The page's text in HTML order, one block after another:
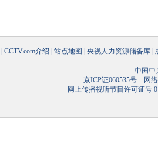
CCTV.com介绍 站点地图 央视人力资源储备库
中国中
京ICP证060535号网络
网上传播视听节目许可证号